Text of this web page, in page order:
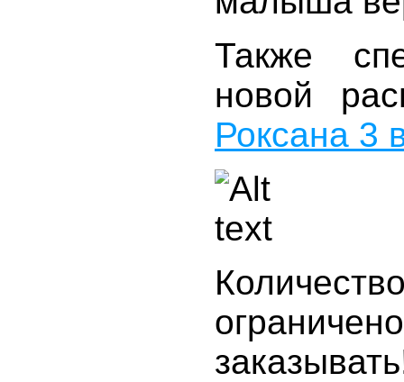
Также
новой
Роксана 3